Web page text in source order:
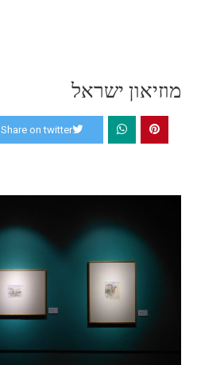
מוזיאון ישראל
Share on twitter